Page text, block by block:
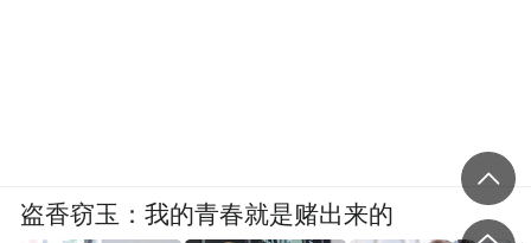
盗香窃玉：我的青春就是赌出来的